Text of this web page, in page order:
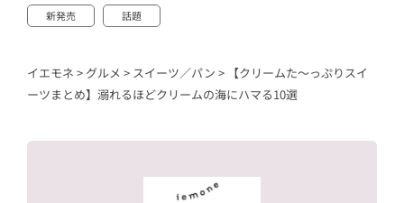
新発売 話題
イエモネ > グルメ > スイーツ／パン > 【クリームた〜っぷりスイ
ーツまとめ】溺れるほどクリームの海にハマる10選